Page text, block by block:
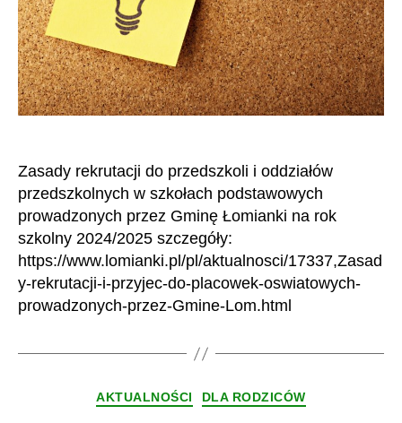
Zasady rekrutacji do przedszkoli i oddziałów
przedszkolnych w szkołach podstawowych
prowadzonych przez Gminę Łomianki na rok
szkolny 2024/2025 szczegóły:
https://www.lomianki.pl/pl/aktualnosci/17337,Zasad
y-rekrutacji-i-przyjec-do-placowek-oswiatowych-
prowadzonych-przez-Gmine-Lom.html
Kategorie
AKTUALNOŚCI DLA RODZICÓW